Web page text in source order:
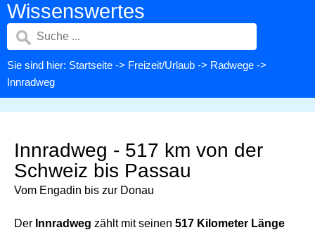
Wissenswertes
Sie sind hier: Startseite -> Freizeit/Urlaub -> Radwege ->
Innradweg
Innradweg - 517 km von der
Schweiz bis Passau
Vom Engadin bis zur Donau
Der Innradweg zählt mit seinen 517 Kilometer Länge